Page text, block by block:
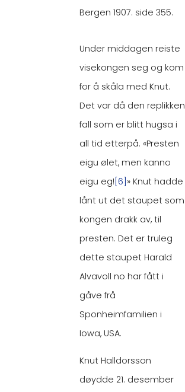
Bergen 1907. side 355.
Under middagen reiste
visekongen seg og kom
for å skåla med Knut.
Det var då den replikken
fall som er blitt hugsa i
all tid etterpå. «Presten
eigu ølet, men kanno
eigu eg! [6] » Knut hadde
lånt ut det staupet som
kongen drakk av, til
presten. Det er truleg
dette staupet Harald
Alvavoll no har fått i
gåve frå
Sponheimfamilien i
Iowa, USA.
Knut Halldorsson
døydde 21. desember